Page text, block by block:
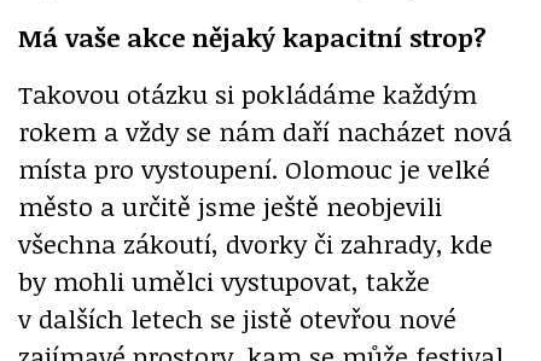
Má vaše akce nějaký kapacitní strop?
Takovou otázku si pokládáme každým
rokem a vždy se nám daří nacházet nová
místa pro vystoupení. Olomouc je velké
město a určitě jsme ještě neobjevili
všechna zákoutí, dvorky či zahrady, kde
by mohli umělci vystupovat, takže
v dalších letech se jistě otevřou nové